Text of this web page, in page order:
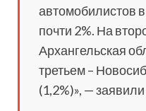
автомобилистов
почти 2%. На
Архангельская
третьем –
(1,2%)», —